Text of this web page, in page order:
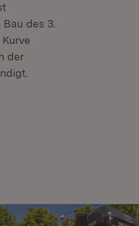
des 3.
der